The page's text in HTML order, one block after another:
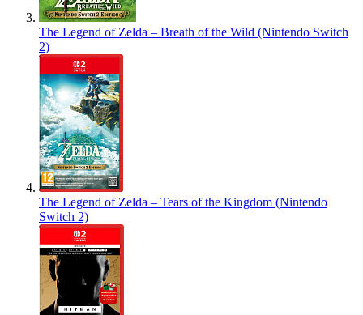
The Legend of Zelda – Breath of the Wild (Nintendo Switch
2)
The Legend of Zelda – Tears of the Kingdom (Nintendo
Switch 2)